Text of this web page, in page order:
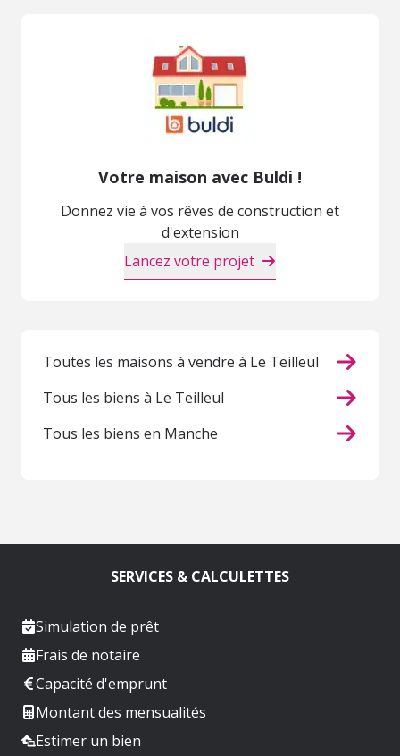
Votre maison avec Buldi !
Donnez vie à vos rêves de construction et
d'extension
Lancez votre projet
Toutes les maisons à vendre à Le Teilleul
Tous les biens à Le Teilleul
Tous les biens en Manche
SERVICES & CALCULETTES
Simulation de prêt
Frais de notaire
Capacité d'emprunt
Montant des mensualités
Estimer un bien